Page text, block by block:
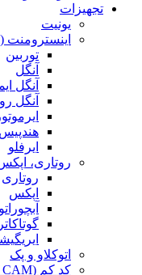
تجهیزات
یونیت
اینسترومنت
توربین
آنگل
آنگل
آنگل
ایرموتور
ایرفلو
روتاری،
روتاری
اپکس
گوتاکاتر
اتوکلاو و پک
کد کم (CAD CAM)